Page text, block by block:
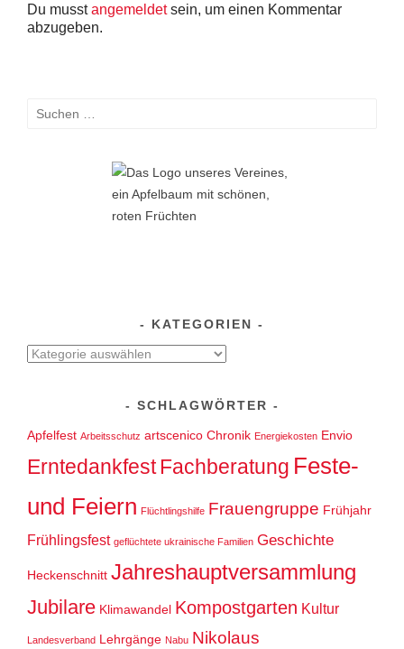
Du musstangemeldetsein, um einen Kommentar
abzugeben.
Suchen
KATEGORIEN
Kategorien
SCHLAGWÖRTER
Apfelfest Arbeitsschutz artscenico Chronik Energiekosten Envio
ErntedankfestFachberatung Feste-
und Feiern Flüchtlingshilfe Frauengruppe Frühjahr
Frühlingsfest geflüchtete ukrainische Familien Geschichte
Heckenschnitt Jahreshauptversammlung
Jubilare Klimawandel Kompostgarten Kultur
Landesverband Lehrgänge Nabu Nikolaus